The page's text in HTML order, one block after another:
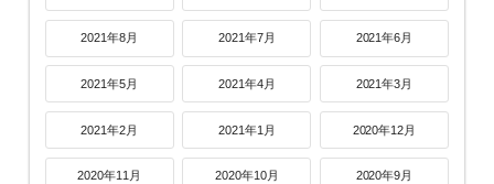
2021年8月 2021年7月 2021年6月
2021年5月 2021年4月 2021年3月
2021年2月 2021年1月 2020年12月
2020年11月 2020年10月 2020年9月